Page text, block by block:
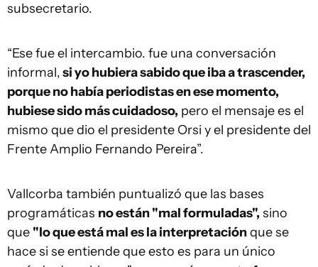
subsecretario.
“Ese fue el intercambio. fue una conversación
informal,si yo hubiera sabido que iba a trascender,
porque no había periodistas en ese momento,
hubiese sido más cuidadoso, pero el mensaje es el
mismo que dio el presidente Orsi y el presidente del
Frente Amplio Fernando Pereira”.
Vallcorba también puntualizó que las bases
programáticas no están "mal formuladas", sino
que "lo que está mal es la interpretaciónque se
hace si se entiende que esto es para un único